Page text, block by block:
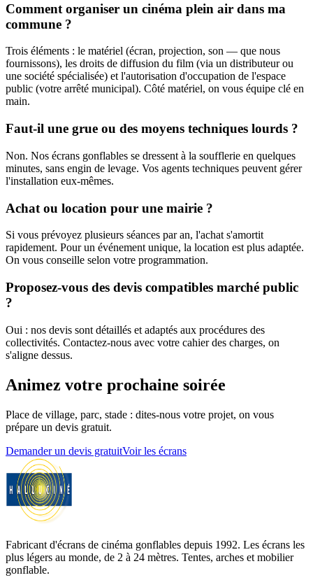
Comment organiser un cinéma plein air dans ma
commune ?
Trois éléments : le matériel (écran, projection, son — que nous
fournissons), les droits de diffusion du film (via un distributeur ou
une société spécialisée) et l'autorisation d'occupation de l'espace
public (votre arrêté municipal). Côté matériel, on vous équipe clé en
main.
Faut-il une grue ou des moyens techniques lourds ?
Non. Nos écrans gonflables se dressent à la soufflerie en quelques
minutes, sans engin de levage. Vos agents techniques peuvent gérer
l'installation eux-mêmes.
Achat ou location pour une mairie ?
Si vous prévoyez plusieurs séances par an, l'achat s'amortit
rapidement. Pour un événement unique, la location est plus adaptée.
On vous conseille selon votre programmation.
Proposez-vous des devis compatibles marché public
?
Oui : nos devis sont détaillés et adaptés aux procédures des
collectivités. Contactez-nous avec votre cahier des charges, on
s'aligne dessus.
Animez votre prochaine soirée
Place de village, parc, stade : dites-nous votre projet, on vous
prépare un devis gratuit.
Demander un devis gratuitVoir les écrans
Fabricant d'écrans de cinéma gonflables depuis 1992. Les écrans les
plus légers au monde, de 2 à 24 mètres. Tentes, arches et mobilier
gonflable.